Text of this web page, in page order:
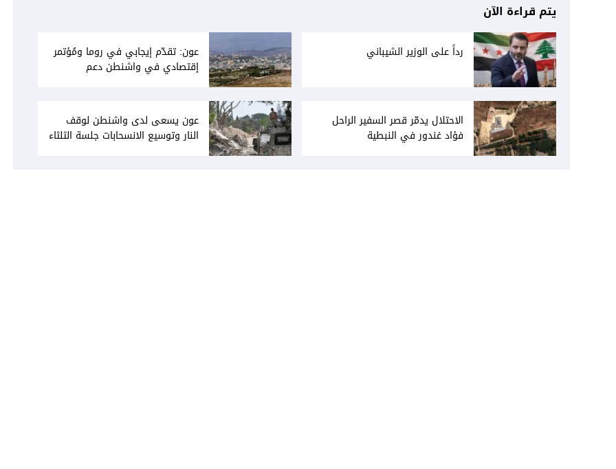
يتم قراءة الآن
رداً على الوزير الشيباني
عون: تقدّم إيجابي في روما ومُؤتمر
إقتصادي في واشنطن دعم
الاحتلال يدمّر قصر السفير الراحل
فؤاد غندور في النبطية
عون يسعى لدى واشنطن لوقف
النار وتوسيع الانسحابات جلسة الثلثاء